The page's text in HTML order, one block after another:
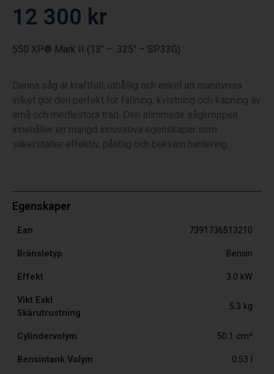
12 300 kr
550 XP® Mark II (13″ – .325″ – SP33G)
Denna såg är kraftfull, uthållig och enkel att manövrera
vilket gör den perfekt för fällning, kvistning och kapning av
små och medlestora träd. Den slimmade sågkroppen
innehåller en mängd innovativa egenskaper som
säkerställer effektiv, pålitlig och bekväm hantering.
Egenskaper
Ean 7391736513210
Bränsletyp Bensin
Effekt 3.0 kW
Vikt Exkl
Skärutrustning
5.3 kg
Cylindervolym 50.1 cm³
Bensintank Volym 0.53 l